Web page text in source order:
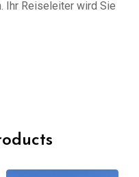
Ihr Reiseleiter wird Sie